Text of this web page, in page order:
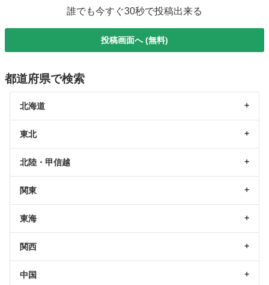
誰でも今すぐ30秒で投稿出来る
投稿画面へ (無料)
都道府県で検索
北海道
東北
北陸・甲信越
関東
東海
関西
中国